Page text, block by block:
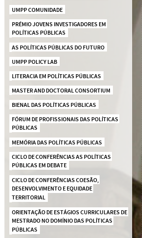
UMPP COMUNIDADE
PRÉMIO JOVENS INVESTIGADORES EM
POLÍTICAS PÚBLICAS
AS POLÍTICAS PÚBLICAS DO FUTURO
UMPP POLICY LAB
LITERACIA EM POLÍTICAS PÚBLICAS
MASTER AND DOCTORAL CONSORTIUM
BIENAL DAS POLÍTICAS PÚBLICAS
FÓRUM DE PROFISSIONAIS DAS POLÍTICAS
PÚBLICAS
MEMÓRIA DAS POLÍTICAS PÚBLICAS
CICLO DE CONFERÊNCIAS AS POLÍTICAS
PÚBLICAS EM DEBATE
CICLO DE CONFERÊNCIAS COESÃO,
DESENVOLVIMENTO E EQUIDADE
TERRITORIAL
ORIENTAÇÃO DE ESTÁGIOS CURRICULARES DE
MESTRADO NO DOMÍNIO DAS POLÍTICAS
PÚBLICAS